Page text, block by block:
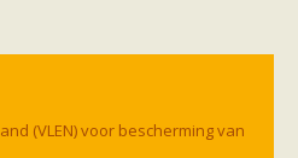
(VLEN) voor bescherming van